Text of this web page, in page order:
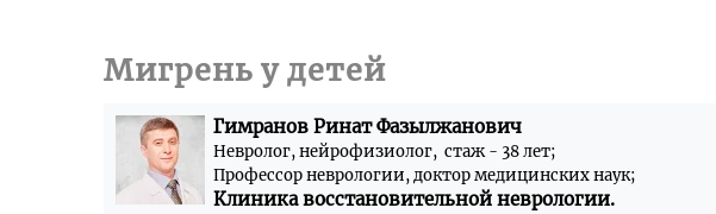
Мигрень у детей
Гимранов Ринат Фазылжанович
Невролог, нейрофизиолог, стаж - 38 лет;
Профессор неврологии, доктор медицинских наук;
Клиника восстановительной неврологии.